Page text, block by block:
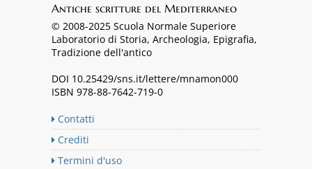
Antiche scritture del Mediterraneo
© 2008-2025 Scuola Normale Superiore
Laboratorio di Storia, Archeologia, Epigrafia,
Tradizione dell'antico
DOI 10.25429/sns.it/lettere/mnamon000
ISBN 978-88-7642-719-0
Contatti
Crediti
Termini d'uso